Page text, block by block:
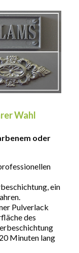
Wahl
oder
ein
Pulverlack
des
Minuten lang